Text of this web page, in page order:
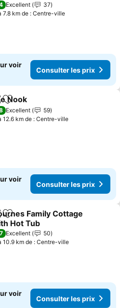
Excellent
37
7.8 km de : Centre-ville
voir
Consulter les prix
Ajouter à mes favoris
Nook
Excellent
59
12.6 km de : Centre-ville
voir
Consulter les prix
Ajouter à mes favoris
Family Cottage
Hot Tub
Excellent
50
10.9 km de : Centre-ville
voir
Consulter les prix